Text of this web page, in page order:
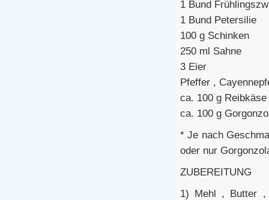
1 Bund
1 Bund Petersilie
100 g Schinken
250 ml Sahne
3 Eier
Pfeffer ,
ca. 100 g
ca. 100 g
* Je nach
oder nur
ZUBEREITUNG
1) Mehl , Butter ,